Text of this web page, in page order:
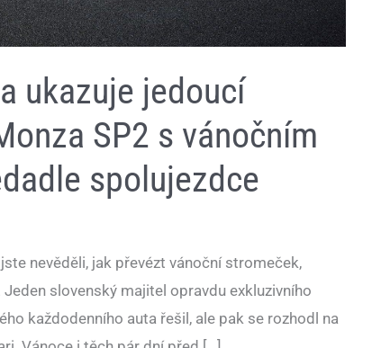
ukazuje jedoucí
SP2 s vánočním
spolujezdce
nevěděli, jak převézt vánoční stromeček,
slovenský majitel opravdu exkluzivního
každodenního auta řešil, ale pak se rozhodl na